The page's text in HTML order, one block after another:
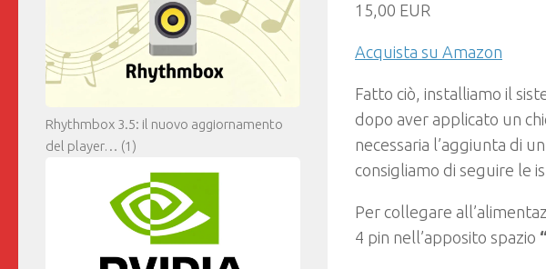
15,00 EUR
Acquista su Amazon
Fatto ciò, installiamo il
dopo aver applicato un
necessaria l’aggiunta di
consigliamo di seguire le
Per collegare
4 pin nell’apposito spazio
Rhythmbox 3.5: il nuovo aggiornamento
del player… (1)